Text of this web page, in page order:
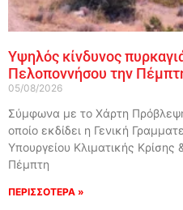
Υψηλός κίνδυνος
Πελοποννήσου την
05/08/2026
Σύμφωνα με το Χάρτη
οποίο εκδίδει η Γενική
Υπουργείου Κλιματικής Κρίσης
Πέμπτη
ΠΕΡΙΣΣΟΤΕΡΑ »